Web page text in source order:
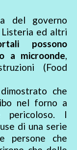
del governo
ed altri
possono
a microonde,
(Food
che
nel forno a
pericoloso. I
di una serie
che